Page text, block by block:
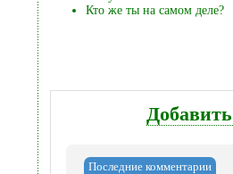
Кто же ты на самом деле?
Последние комментарии